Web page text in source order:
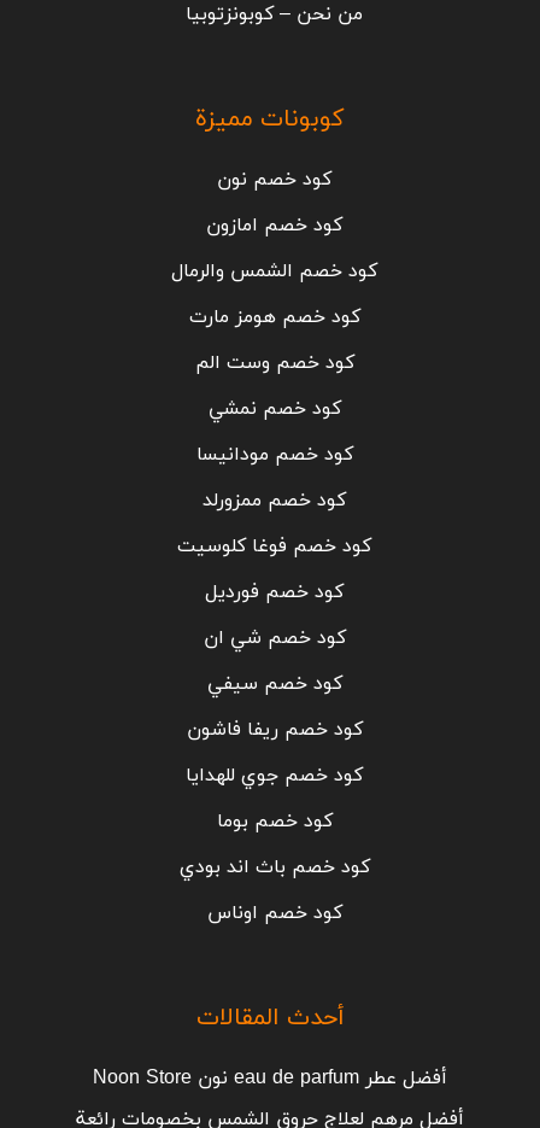
من نحن – كوبونزتوبيا
كوبونات مميزة
كود خصم نون
كود خصم امازون
كود خصم الشمس والرمال
كود خصم هومز مارت
كود خصم وست الم
كود خصم نمشي
كود خصم مودانيسا
كود خصم ممزورلد
كود خصم فوغا كلوسيت
كود خصم فورديل
كود خصم شي ان
كود خصم سيفي
كود خصم ريفا فاشون
كود خصم جوي للهدايا
كود خصم بوما
كود خصم باث اند بودي
كود خصم اوناس
أحدث المقالات
أفضل عطر eau de parfum نون Noon Store
أفضل مرهم لعلاج حروق الشمس بخصومات رائعة